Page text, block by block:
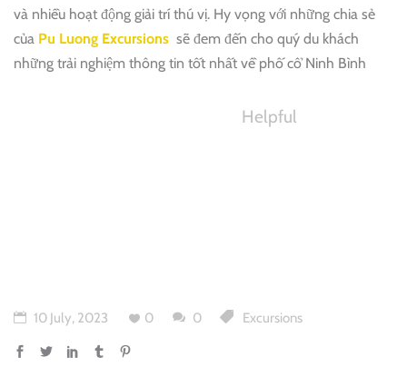
và nhiều hoạt động giải trí thú vị. Hy vọng với những chia sẻ
của Pu Luong Excursions sẽ đem đến cho quý du khách
những trải nghiệm thông tin tốt nhất về phố cổ Ninh Bình
Helpful
10 July, 2023 0 0 Excursions